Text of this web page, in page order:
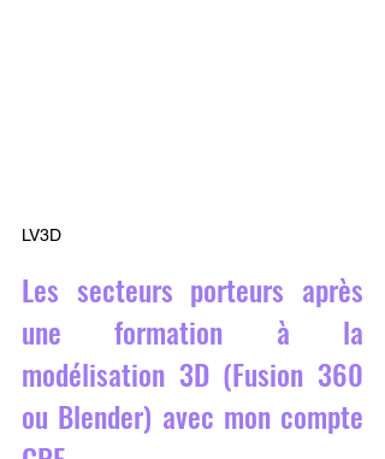
LV3D
Les secteurs porteurs après
une formation à la
modélisation 3D (Fusion 360
ou Blender) avec mon compte